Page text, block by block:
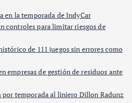
en la temporada de IndyCar
controles para limitar riesgos de
de 111 juegos sin errores como
empresas de gestión de residuos ante
temporada al liniero Dillon Radunz